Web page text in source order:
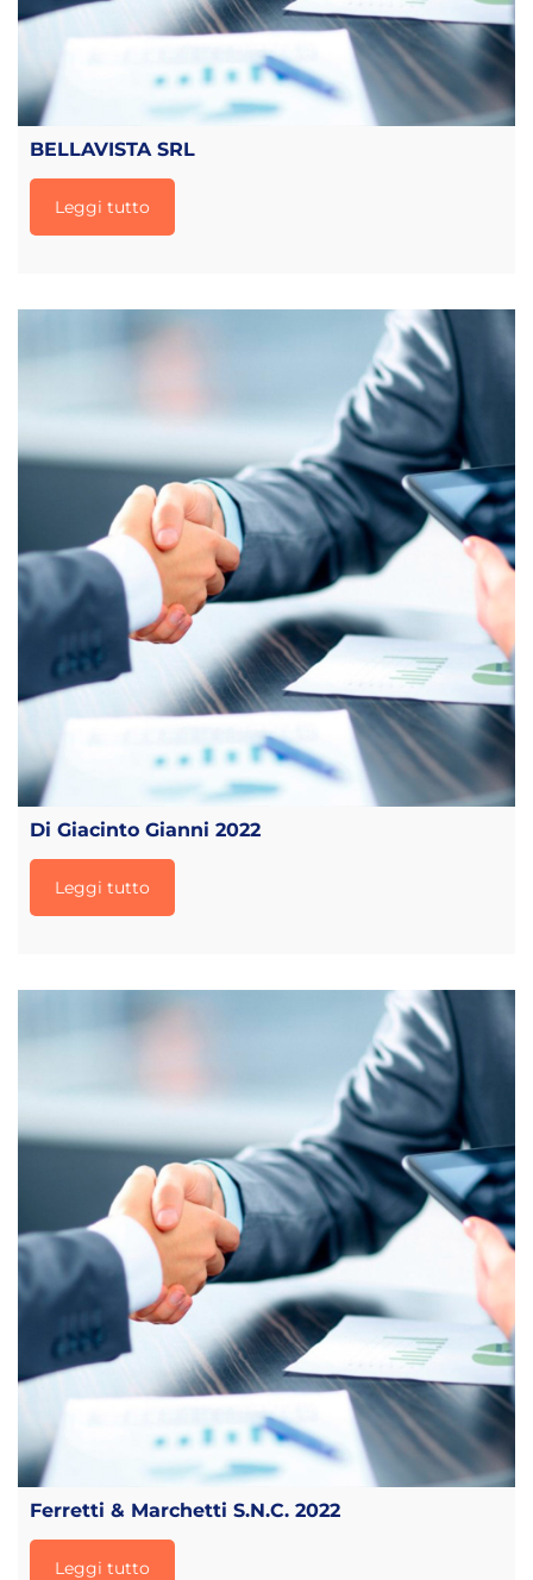
BELLAVISTA SRL
Leggi tutto
Di Giacinto Gianni 2022
Leggi tutto
Ferretti & Marchetti S.N.C. 2022
Leggi tutto